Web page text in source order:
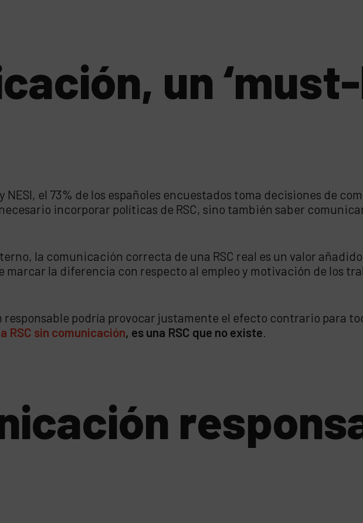
un ‘must-
NESI, el 73% de los españoles encuestados toma decisiones de
incorporar políticas de RSC, sino también saber
la comunicación correcta de una RSC real es un valor
marcar la diferencia con respecto al empleo y motivación de los
podría provocar justamente el efecto contrario para
RSC sin comunicación, es una RSC que no existe